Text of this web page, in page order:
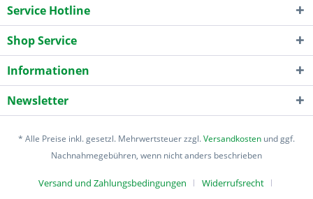
Service Hotline
Shop Service
Informationen
Newsletter
* Alle Preise inkl. gesetzl. Mehrwertsteuer zzgl.Versandkosten und ggf.
Nachnahmegebühren, wenn nicht anders beschrieben
Versand und Zahlungsbedingungen Widerrufsrecht